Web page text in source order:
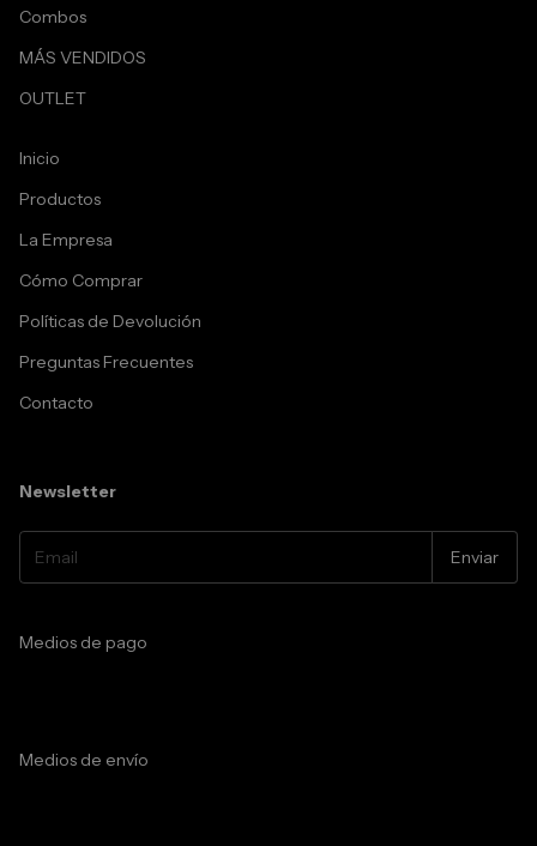
Combos
MÁS VENDIDOS
OUTLET
Inicio
Productos
La Empresa
Cómo Comprar
Políticas de Devolución
Preguntas Frecuentes
Contacto
Newsletter
Medios de pago
Medios de envío